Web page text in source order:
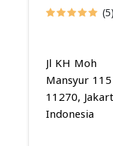
(5)
Jl KH Moh
Mansyur 115
11270,
Indonesia